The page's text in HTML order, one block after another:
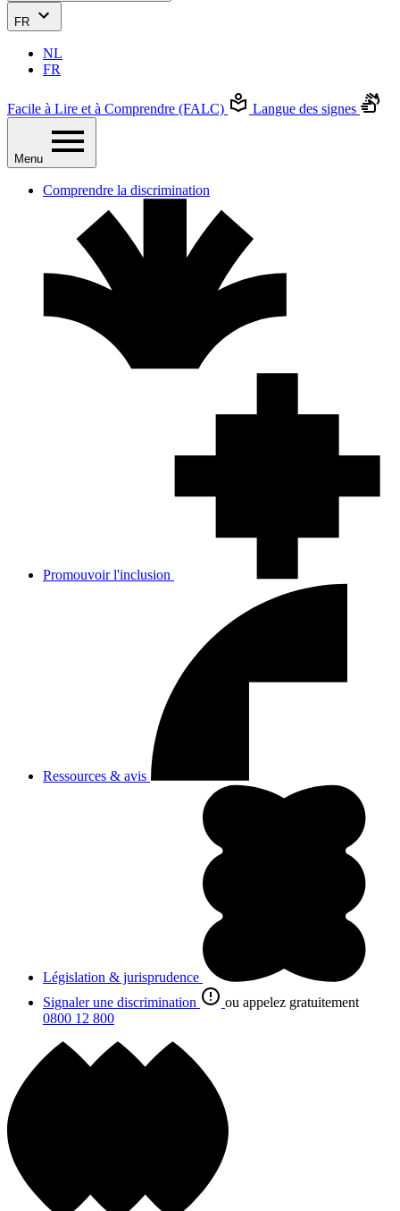
FR
NL
FR
Facile à Lire et à Comprendre (FALC) Langue des signes
Menu
Comprendre la discrimination
Promouvoir l'inclusion
Ressources & avis
Législation & jurisprudence
Signaler une discrimination
ou appelez gratuitement
0800 12 800